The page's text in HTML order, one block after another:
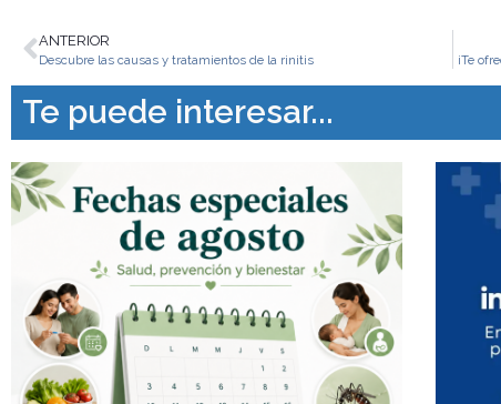
ANTERIOR
Descubre las causas y tratamientos de la rinitis ¡Te
Te puede interesar...